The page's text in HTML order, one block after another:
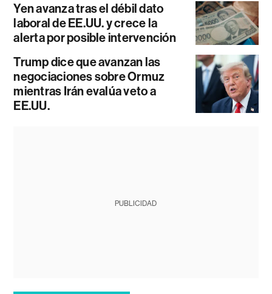
Yen avanza tras el débil dato
laboral de EE.UU. y crece la
alerta por posible intervención
Trump dice que avanzan las
negociaciones sobre Ormuz
mientras Irán evalúa veto a
EE.UU.
PUBLICIDAD